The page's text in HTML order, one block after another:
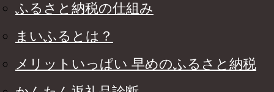
ふるさと納税の仕組み
まいふるとは？
メリットいっぱい 早めのふるさと納税